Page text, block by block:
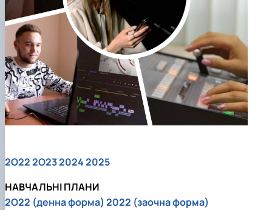
2O222O2320242025
НАВЧАЛЬНІ ПЛАНИ
2O22 (денна форма) 2022 (заочна форма)